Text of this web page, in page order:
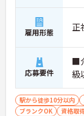
雇用形態 正
応募要件
■
級
駅から徒歩10分以内
ブランクOK
資格取